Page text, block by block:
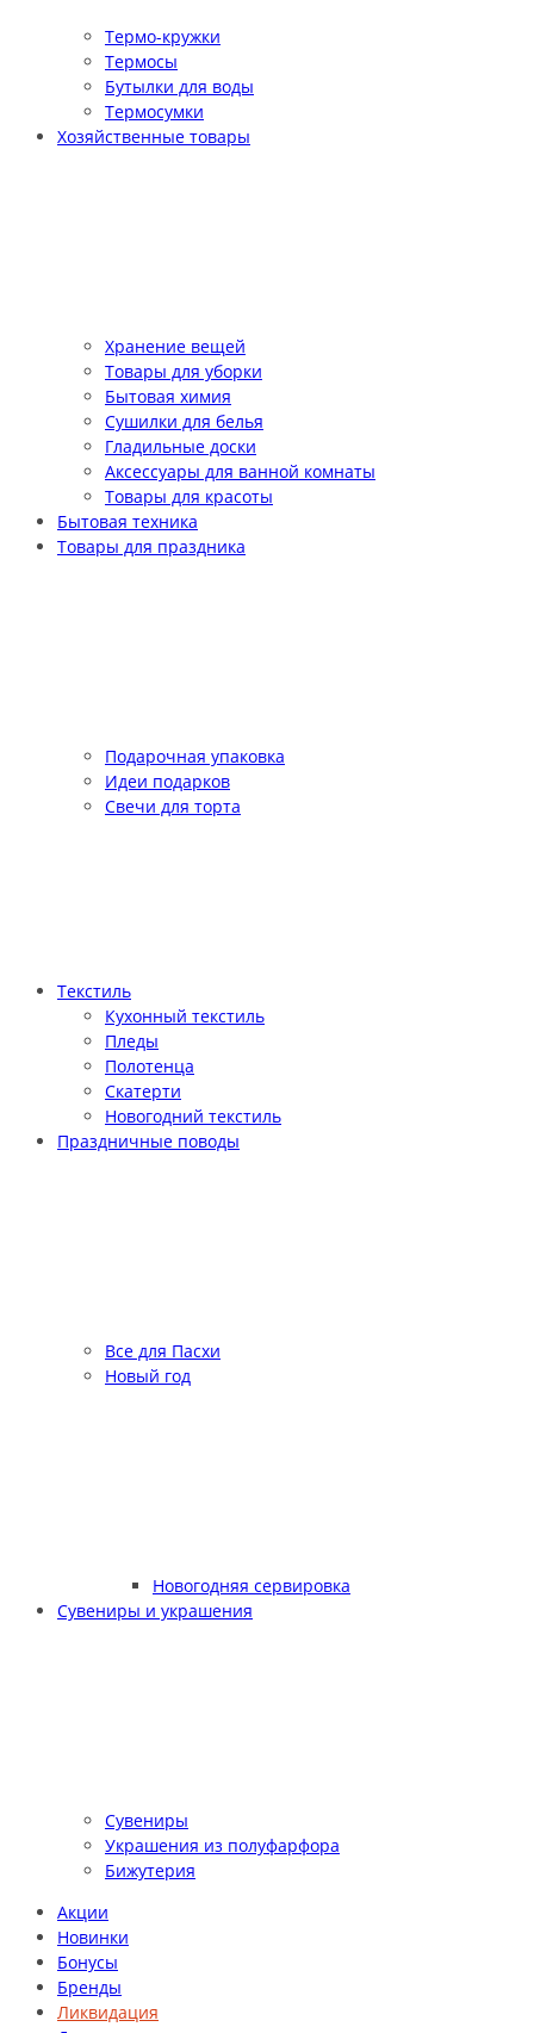
Термо-кружки
Термосы
Бутылки для воды
Термосумки
Хозяйственные товары
Хранение вещей
Товары для уборки
Бытовая химия
Сушилки для белья
Гладильные доски
Аксессуары для ванной комнаты
Товары для красоты
Бытовая техника
Товары для праздника
Подарочная упаковка
Идеи подарков
Свечи для торта
Текстиль
Кухонный текстиль
Пледы
Полотенца
Скатерти
Новогодний текстиль
Праздничные поводы
Все для Пасхи
Новый год
Новогодняя сервировка
Сувениры и украшения
Сувениры
Украшения из полуфарфора
Бижутерия
Акции
Новинки
Бонусы
Бренды
Ликвидация